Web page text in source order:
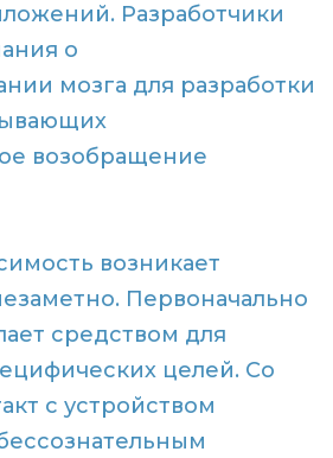
Разработчики
о
мозга для разработки
возобращение
возникает
Первоначально
средством для
целей. Со
с устройством